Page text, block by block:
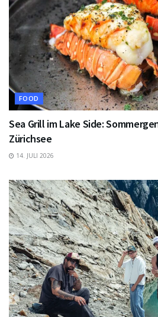
FOOD
Sea Grill im Lake Side:
Zürichsee
14. JULI 2026